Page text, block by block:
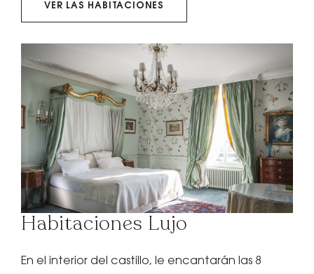
VER LAS HABITACIONES
Habitaciones Lujo
En el interior del castillo, le encantarán las 8